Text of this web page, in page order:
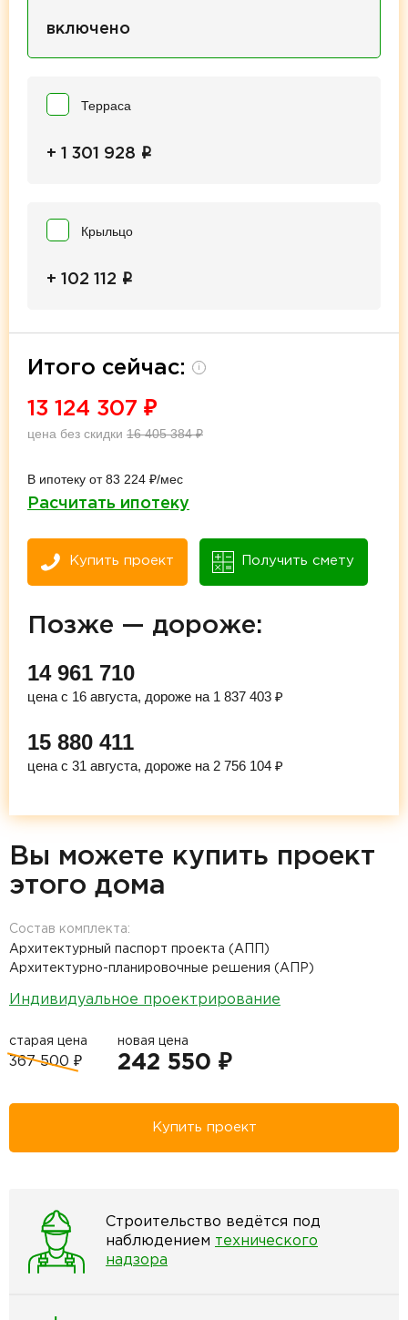
включено
Терраса
+ 1 301 928 i
Крыльцо
+ 102 112 i
Итого сейчас: i
13 124 307 ₽
цена без скидки 16 405 384₽
В ипотеку от 83 224 ₽/мес
Расчитать ипотеку
Купить проект Получить смету
Позже — дороже:
14 961 710
цена с 16 августа, дороже на 1 837 403 ₽
15 880 411
цена с 31 августа, дороже на 2 756 104 ₽
Вы можете купить проект
этого дома
Состав комплекта:
Архитектурный паспорт проекта (АПП)
Архитектурно-планировочные решения (АПР)
Индивидуальное проектрирование
старая цена
367 500 ₽
новая цена
242 550 ₽
Купить проект
Строительство ведётся под
наблюдением технического
надзора